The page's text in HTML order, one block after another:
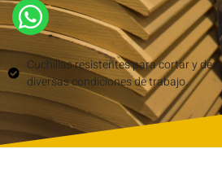
Cuchillas resistentes para cortar y
diversas condiciones de trabajo.